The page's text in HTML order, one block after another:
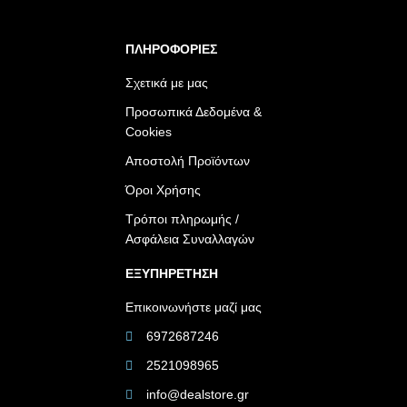
ΠΛΗΡΟΦΟΡΙΕΣ
Σχετικά με μας
Προσωπικά Δεδομένα &
Cookies
Αποστολή Προϊόντων
Όροι Χρήσης
Τρόποι πληρωμής /
Ασφάλεια Συναλλαγών
ΕΞΥΠΗΡΕΤΗΣΗ
Επικοινωνήστε μαζί μας
6972687246
2521098965
info@dealstore.gr